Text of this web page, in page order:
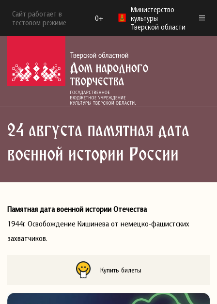
Сайт работает в
тестовом режиме
0+
Министерство
культуры
Тверской области
24 августа памятная дата
военной истории России
Памятная дата военной истории Отечества
1944г. Освобождение Кишинева от немецко-фашистских
захватчиков.
Купить билеты